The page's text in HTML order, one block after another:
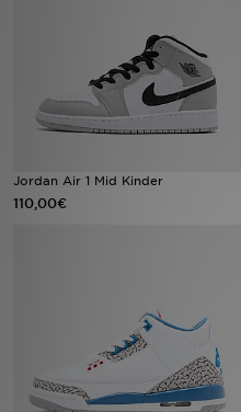
Jordan Air 1 Mid Kinder
110,00€
Bestsellers
JD Exklusives
Fußball
Filialfinder